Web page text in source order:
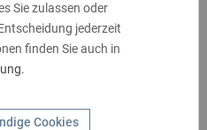
Sie zulassen oder
jederzeit
finden Sie auch in
.
Cookies